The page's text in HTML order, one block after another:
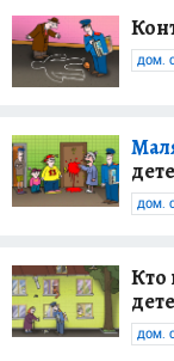
ДОМ.
ДОМ.
Кто
ДОМ.